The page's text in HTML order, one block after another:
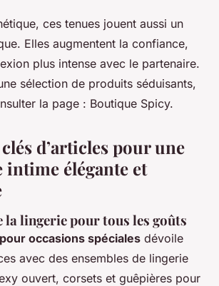
ces tenues jouent aussi un
Elles augmentent la confiance,
plus intense avec le partenaire.
sélection de produits séduisants,
la page : Boutique Spicy.
d’articles pour une
élégante et
la lingerie pour tous les goûts
occasions spéciales dévoile
avec des ensembles de lingerie
ouvert, corsets et guêpières pour